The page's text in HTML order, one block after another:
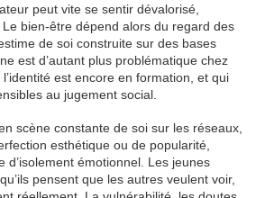
peut vite se sentir dévalorisé,
bien-être dépend alors du regard des
de soi construite sur des bases
est d’autant plus problématique chez
est encore en formation, et qui
au jugement social.
scène constante de soi sur les réseaux,
esthétique ou de popularité,
d’isolement émotionnel. Les jeunes
pensent que les autres veulent voir,